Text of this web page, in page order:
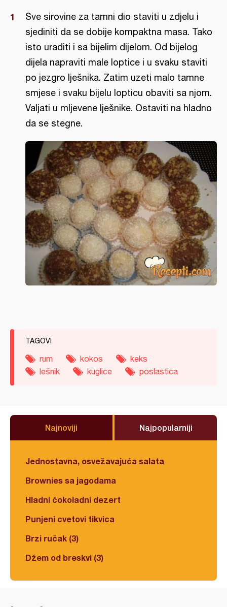
Sve sirovine za tamni dio staviti u zdjelu i
sjediniti da se dobije kompaktna masa. Tako
isto uraditi i sa bijelim dijelom. Od bijelog
dijela napraviti male loptice i u svaku staviti
po jezgro lješnika. Zatim uzeti malo tamne
smjese i svaku bijelu lopticu obaviti sa njom.
Valjati u mljevene lješnike. Ostaviti na hladno
da se stegne.
TAGOVI
rum kokos
keks
lešnik
kuglice poslastica
Najnoviji Najpopularniji
Jednostavna, osvežavajuća salata
Brownies sa jagodama
Hladni čokoladni dezert
Punjeni cvetovi tikvica
Brzi ručak (3)
Džem od breskvi (3)